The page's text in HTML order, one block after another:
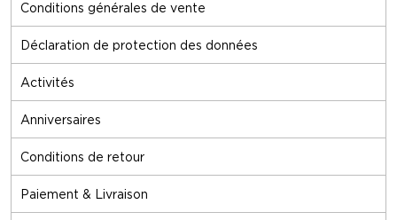
Conditions générales de vente
Déclaration de protection des données
Activités
Anniversaires
Conditions de retour
Paiement & Livraison